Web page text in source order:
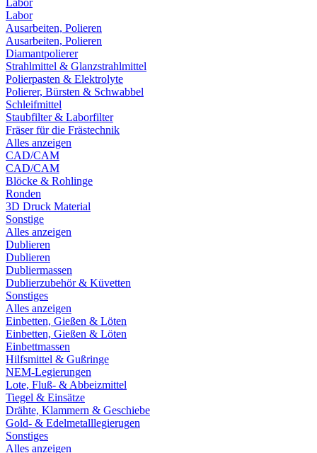
Labor
Labor
Ausarbeiten, Polieren
Ausarbeiten, Polieren
Diamantpolierer
Strahlmittel & Glanzstrahlmittel
Polierpasten & Elektrolyte
Polierer, Bürsten & Schwabbel
Schleifmittel
Staubfilter & Laborfilter
Fräser für die Frästechnik
Alles anzeigen
CAD/CAM
CAD/CAM
Blöcke & Rohlinge
Ronden
3D Druck Material
Sonstige
Alles anzeigen
Dublieren
Dublieren
Dubliermassen
Dublierzubehör & Küvetten
Sonstiges
Alles anzeigen
Einbetten, Gießen & Löten
Einbetten, Gießen & Löten
Einbettmassen
Hilfsmittel & Gußringe
NEM-Legierungen
Lote, Fluß- & Abbeizmittel
Tiegel & Einsätze
Drähte, Klammern & Geschiebe
Gold- & Edelmetalllegierugen
Sonstiges
Alles anzeigen